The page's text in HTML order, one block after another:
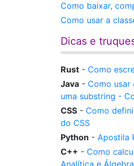
Como baixar,
Como usar a
Dicas e
Rust - Como
Java - Como
uma substring -
CSS - Como
do CSS
Python - Apostila
C++ - Como
Analítica e